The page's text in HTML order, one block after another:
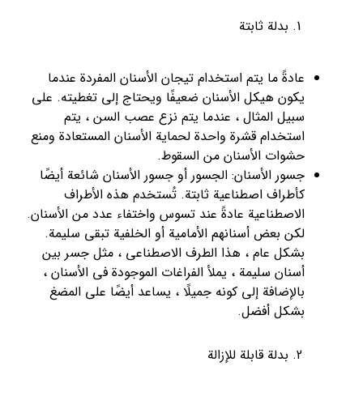
بدلة ثابتة
عادةً ما يتم استخدام تيجان الأسنان المفردة عندما
يكون هيكل الأسنان ضعيفًا ويحتاج إلى تغطيته. على
سبيل المثال ، عندما يتم نزع عصب السن ، يتم
استخدام قشرة واحدة لحماية الأسنان المستعادة ومنع
حشوات الأسنان من السقوط.
جسور الأسنان: الجسور أو جسور الأسنان شائعة أيضًا
كأطراف اصطناعية ثابتة. تُستخدم هذه الأطراف
الاصطناعية عادةً عند تسوس واختفاء عدد من الأسنان.
لكن بعض أسنانهم الأمامية أو الخلفية تبقى سليمة.
بشكل عام ، هذا الطرف الاصطناعي ، مثل جسر بين
أسنان سليمة ، يملأ الفراغات الموجودة في الأسنان ،
بالإضافة إلى كونه جميلًا ، يساعد أيضًا على المضغ
بشكل أفضل.
بدلة قابلة للإزالة